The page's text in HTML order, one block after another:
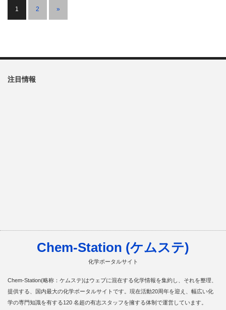
1 2 »
注目情報
Chem-Station (ケムステ)
化学ポータルサイト
Chem-Station(略称：ケムステ)はウェブに混在する化学情報を集約し、それを整理、
提供する、国内最大の化学ポータルサイトです。現在活動20周年を迎え、幅広い化
学の専門知識を有する120 名超の有志スタッフを擁する体制で運営しています。